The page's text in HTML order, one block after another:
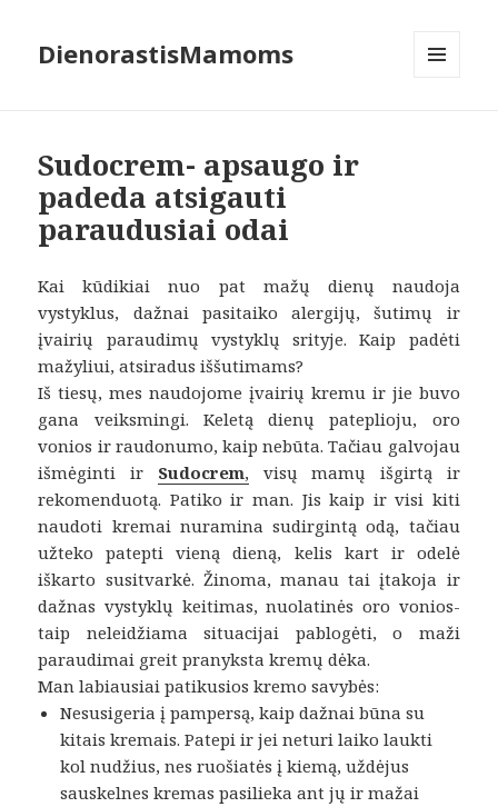
DienorastisMamoms
Sudocrem- apsaugo ir
padeda atsigauti
paraudusiai odai
Kai kūdikiai nuo pat mažų dienų naudoja
vystyklus, dažnai pasitaiko alergijų, šutimų ir
įvairių paraudimų vystyklų srityje. Kaip padėti
mažyliui, atsiradus iššutimams?
Iš tiesų, mes naudojome įvairių kremu ir jie buvo
gana veiksmingi. Keletą dienų pateplioju, oro
vonios ir raudonumo, kaip nebūta. Tačiau galvojau
išmėginti ir Sudocrem, visų mamų išgirtą ir
rekomenduotą. Patiko ir man. Jis kaip ir visi kiti
naudoti kremai nuramina sudirgintą odą, tačiau
užteko patepti vieną dieną, kelis kart ir odelė
iškarto susitvarkė. Žinoma, manau tai įtakoja ir
dažnas vystyklų keitimas, nuolatinės oro vonios-
taip neleidžiama situacijai pablogėti, o maži
paraudimai greit pranyksta kremų dėka.
Man labiausiai patikusios kremo savybės:
Nesusigeria į pampersą, kaip dažnai būna su
kitais kremais. Patepi ir jei neturi laiko laukti
kol nudžius, nes ruošiatės į kiemą, uždėjus
sauskelnes kremas pasilieka ant jų ir mažai